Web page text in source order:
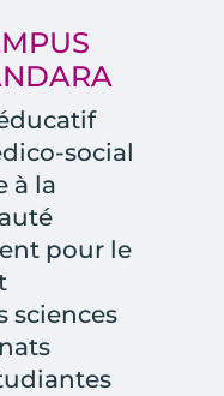
social
à la
pour le
sciences